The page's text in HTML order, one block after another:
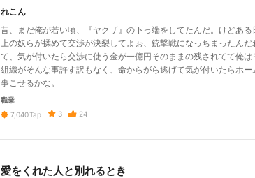
れこん
昔、まだ俺が若い頃、『ヤクザ』の下っ端をしてたんだ。けどある
上の奴らが揉めて交渉が決裂してよぉ、銃撃戦になっちまったん
て、気が付いたら交渉に使う金が一億円そのままの残されてて俺
組織がそんな事許す訳もなく、命からがら逃げて気が付いたらホ
事こせるかな。
職業
7,040Tap 3 24
愛をくれた人と別れるとき